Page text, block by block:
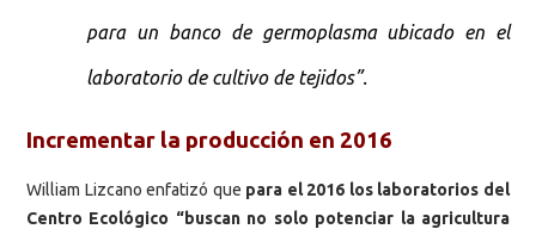
para un banco de germoplasma ubicado en el
laboratorio de cultivo de tejidos”.
Incrementar la producción en 2016
William Lizcano enfatizó que para el 2016 los laboratorios del
Centro Ecológico “buscan no solo potenciar la agricultura